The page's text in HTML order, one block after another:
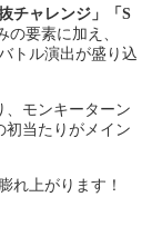
チャレンジ」「S
の要素に加え、
トル演出が盛り込
モンキーターン
初当たりがメイン
れ上がります！